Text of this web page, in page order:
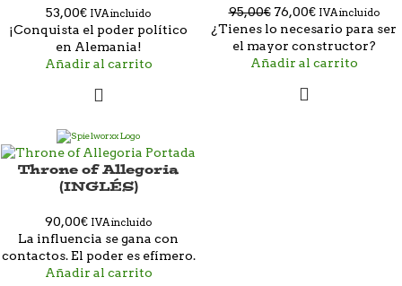
53,00€ IVA incluido
¡Conquista el poder político
en Alemania!
Añadir al carrito
95,00€ 76,00€ IVA incluido
¿Tienes lo necesario para ser
el mayor constructor?
Añadir al carrito
Throne of Allegoria
(INGLÉS)
90,00€ IVA incluido
La influencia se gana con
contactos. El poder es efímero.
Añadir al carrito